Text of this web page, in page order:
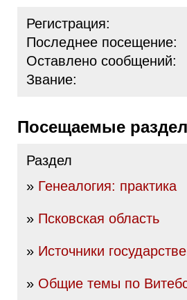
Регистрация:
Последнее посещение:
Оставлено сообщений:
Звание:
Посещаемые
Раздел
» Генеалогия: практика
» Псковская область
» Источники
» Общие темы по